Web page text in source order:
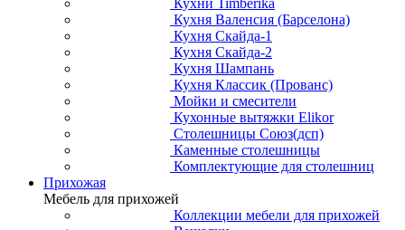
Кухня Валенсия (Барселона)
Кухня Скайда-1
Кухня Скайда-2
Кухня Шампань
Кухня Классик (Прованс)
Мойки и смесители
Кухонные вытяжки Elikor
Столешницы Союз(дсп)
Каменные столешницы
Комплектующие для столешниц
Прихожая
Мебель для прихожей
Коллекции мебели для прихожей